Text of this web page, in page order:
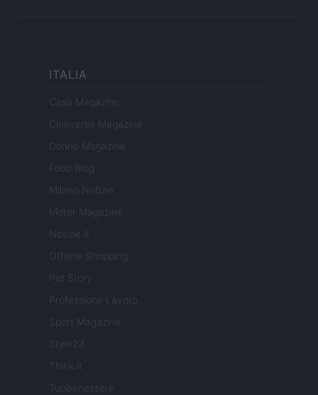
ITALIA
Casa Magazine
Cineverse Magazine
Donne Magazine
Food Blog
Milano Notizie
Motor Magazine
Notizie.it
Offerte Shopping
Pet Story
Professione Lavoro
Sport Magazine
Style24
Think.it
Tuobenessere